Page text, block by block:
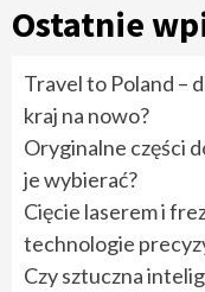
Ostatnie
Travel to Poland –
kraj na nowo?
Oryginalne części
je wybierać?
Cięcie laserem i
technologie
Czy sztuczna